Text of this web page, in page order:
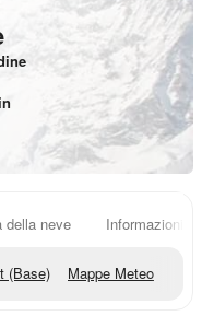
della neve Informazioni
(Base) Mappe Meteo